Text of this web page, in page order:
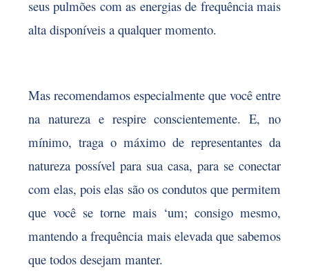
seus pulmões com as energias de frequência mais
alta disponíveis a qualquer momento.
Mas recomendamos especialmente que você entre
na natureza e respire conscientemente. E, no
mínimo, traga o máximo de representantes da
natureza possível para sua casa, para se conectar
com elas, pois elas são os condutos que permitem
que você se torne mais ‘um; consigo mesmo,
mantendo a frequência mais elevada que sabemos
que todos desejam manter.